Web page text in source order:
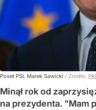
Poseł PSL Marek Sawicki / Źródło:
Minął rok od
na prezydenta. "Mam